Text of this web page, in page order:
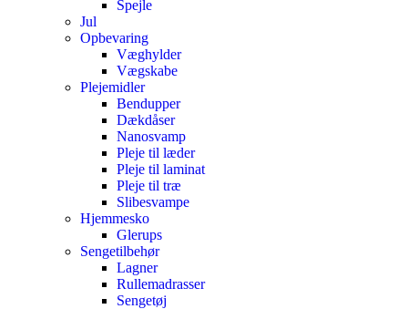
Spejle
Jul
Opbevaring
Væghylder
Vægskabe
Plejemidler
Bendupper
Dækdåser
Nanosvamp
Pleje til læder
Pleje til laminat
Pleje til træ
Slibesvampe
Hjemmesko
Glerups
Sengetilbehør
Lagner
Rullemadrasser
Sengetøj